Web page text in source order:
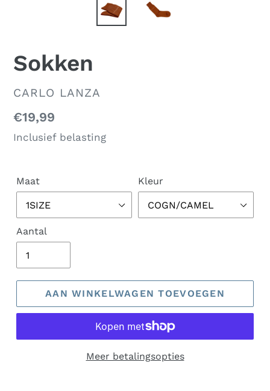
Sokken
VERKOPER
CARLO LANZA
Normale
prijs
€19,99
Inclusief belasting
Maat Kleur
Aantal
AAN WINKELWAGEN TOEVOEGEN
Meer betalingsopties